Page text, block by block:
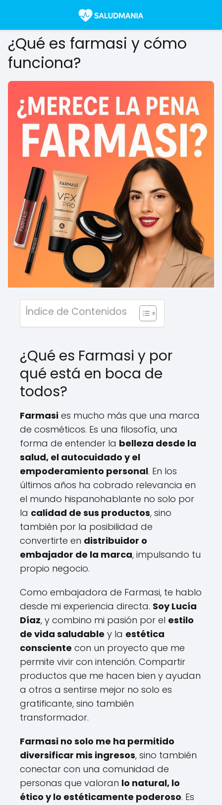
¿Qué es farmasi y cómo
funciona?
Índice de Contenidos
¿Qué es Farmasi y por
qué está en boca de
todos?
Farmasi es mucho más que una marca
de cosméticos. Es una filosofía, una
forma de entender la belleza desde la
salud, el autocuidado y el
empoderamiento personal. En los
últimos años ha cobrado relevancia en
el mundo hispanohablante no solo por
la calidad de sus productos, sino
también por la posibilidad de
convertirte en distribuidor o
embajador de la marca, impulsando tu
propio negocio.
Como embajadora de Farmasi, te hablo
desde mi experiencia directa. Soy Lucía
Díaz, y combino mi pasión por el estilo
de vida saludable y la estética
consciente con un proyecto que me
permite vivir con intención. Compartir
productos que me hacen bien y ayudan
a otros a sentirse mejor no solo es
gratificante, sino también
transformador.
Farmasi no solo me ha permitido
diversificar mis ingresos, sino también
conectar con una comunidad de
personas que valoran lo natural, lo
ético y lo estéticamente poderoso. Es